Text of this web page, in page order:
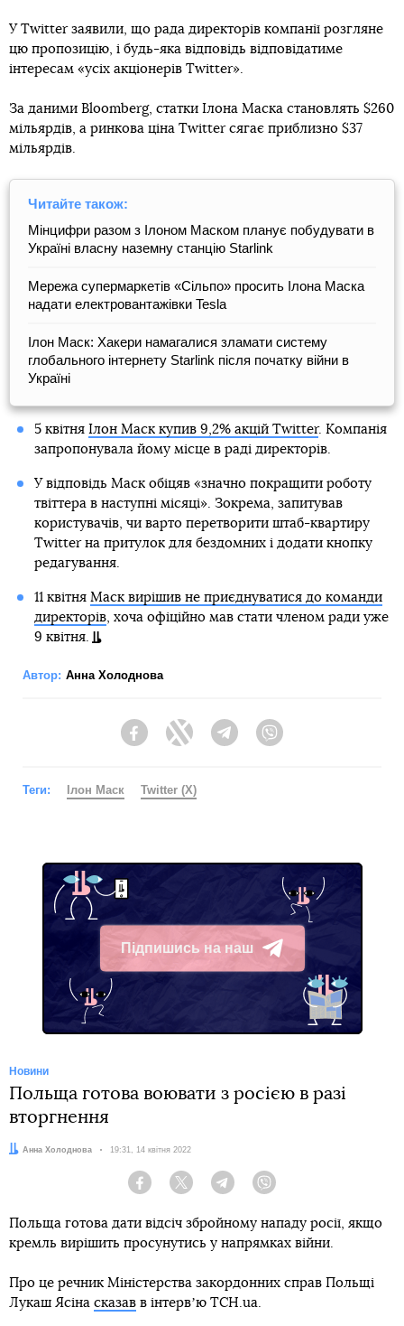
У Twitter заявили, що рада директорів компанії розгляне
цю пропозицію, і будь-яка відповідь відповідатиме
інтересам «усіх акціонерів Twitter».
За даними Bloomberg, статки Ілона Маска становлять $260
мільярдів, а ринкова ціна Twitter сягає приблизно $37
мільярдів.
Читайте також:
Мінцифри разом з Ілоном Маском планує побудувати в
Україні власну наземну станцію Starlink
Мережа супермаркетів «Сільпо» просить Ілона Маска
надати електровантажівки Tesla
Ілон Маск: Хакери намагалися зламати систему
глобального інтернету Starlink після початку війни в
Україні
5 квітня Ілон Маск купив 9,2% акцій Twitter. Компанія
запропонувала йому місце в раді директорів.
У відповідь Маск обіцяв «значно покращити роботу
твіттера в наступні місяці». Зокрема, запитував
користувачів, чи варто перетворити штаб-квартиру
Twitter на притулок для бездомних і додати кнопку
редагування.
11 квітня Маск вирішив не приєднуватися до команди
директорів, хоча офіційно мав стати членом ради уже
9 квітня.
Автор: Анна Холоднова
FacebookTwitter Telegram
Теги: Ілон Маск Twitter (X)
Підпишись на наш
Telegram
Новини
Польща готова воювати з росією в разі
вторгнення
Автор:
Анна Холоднова Дата:
19:31, 14 квітня 2022
Facebook Twitter Telegram
Польща готова дати відсіч збройному нападу росії, якщо
кремль вирішить просунутись у напрямках війни.
Про це речник Міністерства закордонних справ Польщі
Лукаш Ясіна сказав в інтервʼю ТСН.ua.